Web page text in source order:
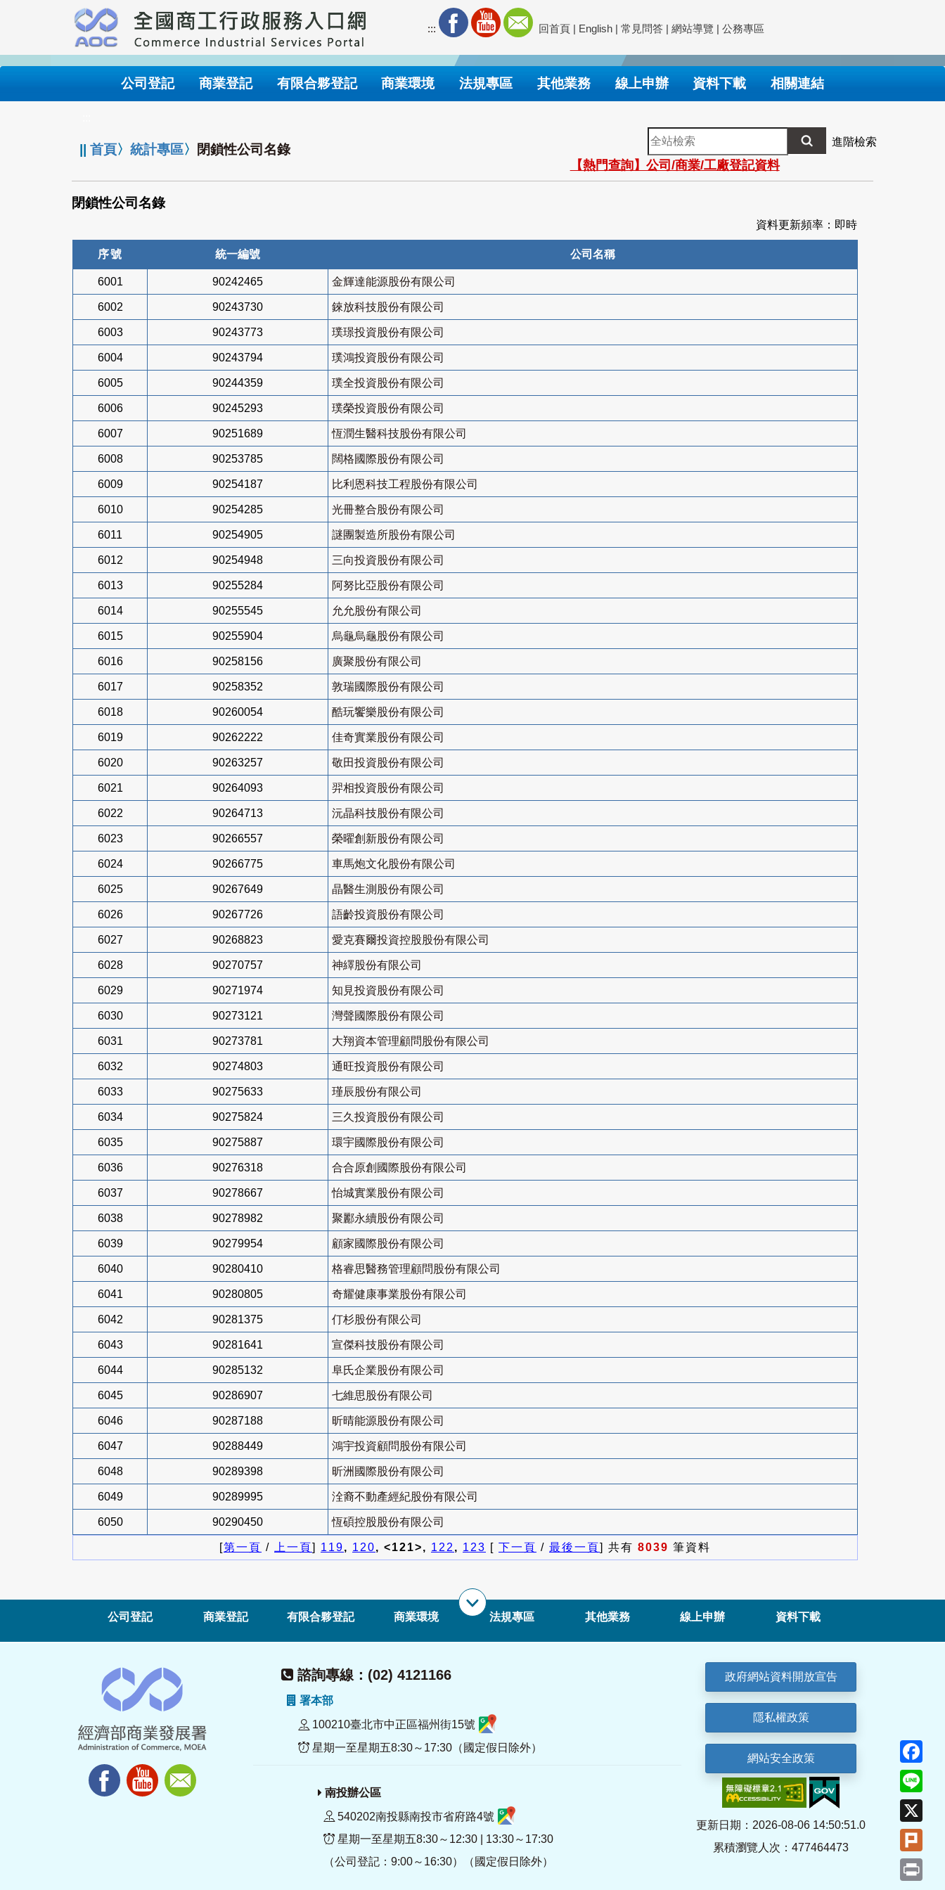
要
內
::: 回首頁 | English | 常見問答 | 網站導覽 | 公務專區
公司登記 商業登記 有限合夥登記 商業環境 法規專區 其他業務 線上申辦 資料下載 相關連結
||首頁〉統計專區〉 閉鎖性公司名錄
全
站
檢
索
進階檢索
【熱門查詢】公司/商業/工廠登記資料
閉鎖性公司名錄
資料更新頻率：即時
序號 統一編號 公司名稱
6001 90242465 金輝達能源股份有限公司
6002 90243730 錸放科技股份有限公司
6003 90243773 璞璟投資股份有限公司
6004 90243794 璞鴻投資股份有限公司
6005 90244359 璞全投資股份有限公司
6006 90245293 璞榮投資股份有限公司
6007 90251689 恆潤生醫科技股份有限公司
6008 90253785 闊格國際股份有限公司
6009 90254187 比利恩科技工程股份有限公司
6010 90254285 光冊整合股份有限公司
6011 90254905 謎團製造所股份有限公司
6012 90254948 三向投資股份有限公司
6013 90255284 阿努比亞股份有限公司
6014 90255545 允允股份有限公司
6015 90255904 烏龜烏龜股份有限公司
6016 90258156 廣聚股份有限公司
6017 90258352 敦瑞國際股份有限公司
6018 90260054 酷玩饗樂股份有限公司
6019 90262222 佳奇實業股份有限公司
6020 90263257 敬田投資股份有限公司
6021 90264093 羿相投資股份有限公司
6022 90264713 沅晶科技股份有限公司
6023 90266557 榮曜創新股份有限公司
6024 90266775 車馬炮文化股份有限公司
6025 90267649 晶醫生測股份有限公司
6026 90267726 語齡投資股份有限公司
6027 90268823 愛克賽爾投資控股股份有限公司
6028 90270757 神繹股份有限公司
6029 90271974 知見投資股份有限公司
6030 90273121 灣聲國際股份有限公司
6031 90273781 大翔資本管理顧問股份有限公司
6032 90274803 通旺投資股份有限公司
6033 90275633 瑾辰股份有限公司
6034 90275824 三久投資股份有限公司
6035 90275887 環宇國際股份有限公司
6036 90276318 合合原創國際股份有限公司
6037 90278667 怡城實業股份有限公司
6038 90278982 聚酈永續股份有限公司
6039 90279954 顧家國際股份有限公司
6040 90280410 格睿思醫務管理顧問股份有限公司
6041 90280805 奇耀健康事業股份有限公司
6042 90281375 仃杉股份有限公司
6043 90281641 宣傑科技股份有限公司
6044 90285132 阜氏企業股份有限公司
6045 90286907 七維思股份有限公司
6046 90287188 昕晴能源股份有限公司
6047 90288449 鴻宇投資顧問股份有限公司
6048 90289398 昕洲國際股份有限公司
6049 90289995 洤裔不動產經紀股份有限公司
6050 90290450 恆碩控股股份有限公司
[第一頁 / 上一頁] 119, 120, <121>, 122, 123 [ 下一頁 / 最後一頁] 共有 8039 筆資料
公司登記 商業登記 有限合夥登記 商業環境 法規專區 其他業務 線上申辦 資料下載
諮詢專線：(02) 4121166
署本部
100210臺北市中正區福州街15號
星期一至星期五8:30～17:30（國定假日除外）
南投辦公區
540202南投縣南投市省府路4號
星期一至星期五8:30～12:30 | 13:30～17:30
（公司登記：9:00～16:30）（國定假日除外）
政府網站資料開放宣告
隱私權政策
網站安全政策
更新日期：2026-08-06 14:50:51.0
累積瀏覽人次：477464473